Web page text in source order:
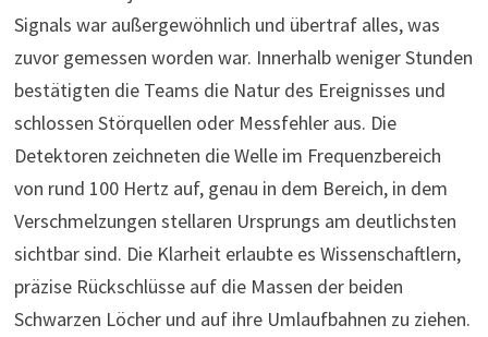
Signals war außergewöhnlich und übertraf alles, was
zuvor gemessen worden war. Innerhalb weniger Stunden
bestätigten die Teams die Natur des Ereignisses und
schlossen Störquellen oder Messfehler aus. Die
Detektoren zeichneten die Welle im Frequenzbereich
von rund 100 Hertz auf, genau in dem Bereich, in dem
Verschmelzungen stellaren Ursprungs am deutlichsten
sichtbar sind. Die Klarheit erlaubte es Wissenschaftlern,
präzise Rückschlüsse auf die Massen der beiden
Schwarzen Löcher und auf ihre Umlaufbahnen zu ziehen.